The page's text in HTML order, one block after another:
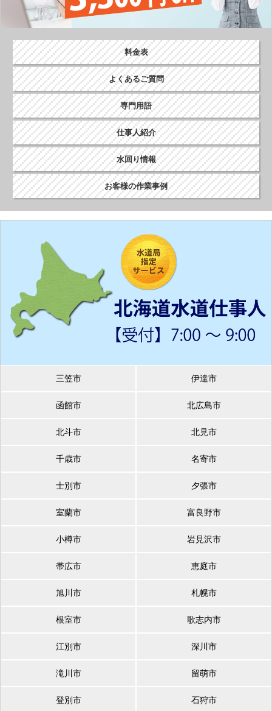
料金表
よくあるご質問
専門用語
仕事人紹介
水回り情報
お客様の作業事例
三笠市 伊達市
函館市 北広島市
北斗市 北見市
千歳市 名寄市
士別市 夕張市
室蘭市 富良野市
小樽市 岩見沢市
帯広市 恵庭市
旭川市 札幌市
根室市 歌志内市
江別市 深川市
滝川市 留萌市
登別市 石狩市